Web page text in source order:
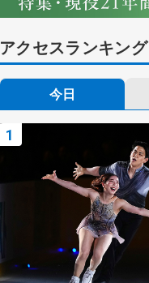
アクセスランキング
今日